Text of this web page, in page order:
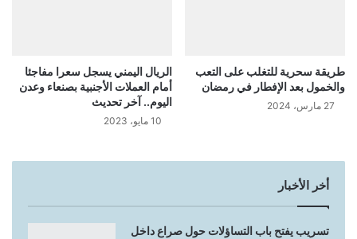
طريقة سحرية للتغلب على التعب
والخمول بعد الإفطار في رمضان
27 مارس، 2024
الريال اليمني يسجل سعرا مفاجئا
أمام العملات الأجنبية بصنعاء وعدن
اليوم.. آخر تحديث
10 مايو، 2023
أخر الأخبار
تسريب يفتح باب التساؤلات حول صراع داخل